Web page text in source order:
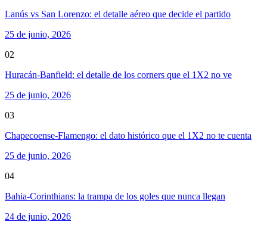
Lanús vs San Lorenzo: el detalle aéreo que decide el partido
25 de junio, 2026
02
Huracán-Banfield: el detalle de los corners que el 1X2 no ve
25 de junio, 2026
03
Chapecoense-Flamengo: el dato histórico que el 1X2 no te cuenta
25 de junio, 2026
04
Bahia-Corinthians: la trampa de los goles que nunca llegan
24 de junio, 2026